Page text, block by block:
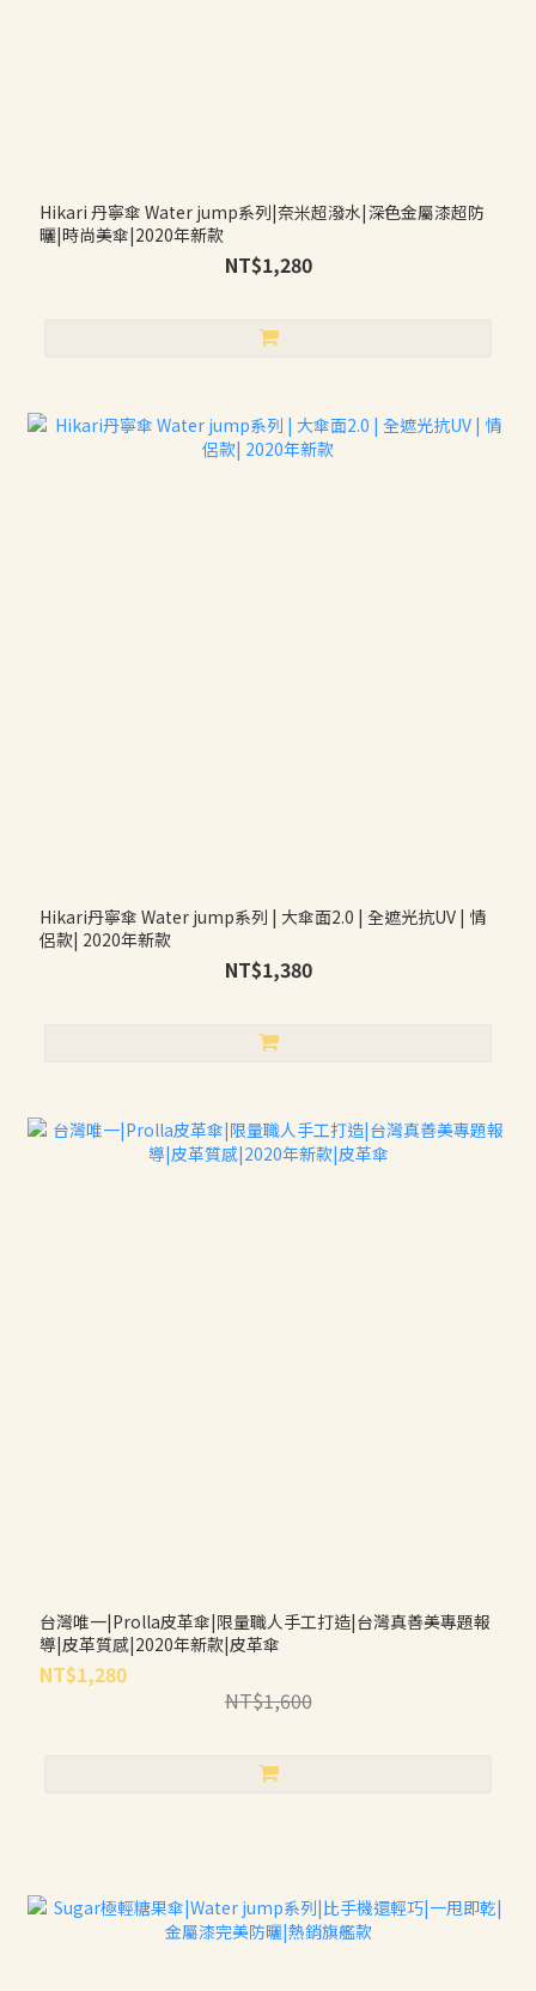
Hikari 丹寧傘 Water jump系列|奈米超潑水|深色金屬漆超防
曬|時尚美傘|2020年新款
NT$1,280
Hikari丹寧傘 Water jump系列 | 大傘面2.0 | 全遮光抗UV | 情
侶款| 2020年新款
NT$1,380
台灣唯一|Prolla皮革傘|限量職人手工打造|台灣真善美專題報
導|皮革質感|2020年新款|皮革傘
NT$1,280
NT$1,600